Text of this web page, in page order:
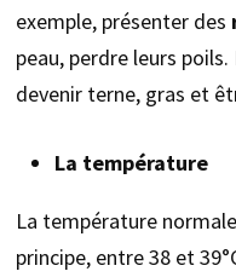
exemple, présenter des
peau, perdre leurs
devenir terne, gras et
La température
La température
principe, entre 38 et